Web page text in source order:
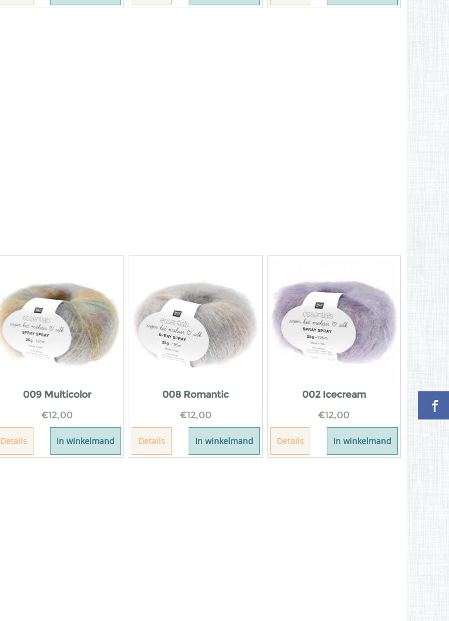
009 Multicolor
€12,00
Details In winkelmand
008 Romantic
€12,00
Details In winkelmand
002 Icecream
€12,00
Details In winkelmand